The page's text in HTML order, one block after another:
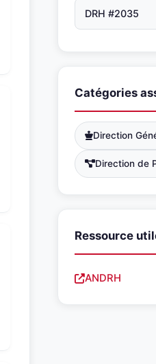
DRH #2035
Catégories
Direction
Direction de
Ressource
ANDRH